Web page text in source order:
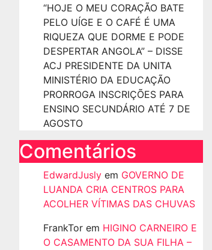
“HOJE O MEU CORAÇÃO BATE
PELO UÍGE E O CAFÉ É UMA
RIQUEZA QUE DORME E PODE
DESPERTAR ANGOLA” – DISSE
ACJ PRESIDENTE DA UNITA
MINISTÉRIO DA EDUCAÇÃO
PRORROGA INSCRIÇÕES PARA
ENSINO SECUNDÁRIO ATÉ 7 DE
AGOSTO
Comentários
EdwardJusly em GOVERNO DE
LUANDA CRIA CENTROS PARA
ACOLHER VÍTIMAS DAS CHUVAS
FrankTor em HIGINO CARNEIRO E
O CASAMENTO DA SUA FILHA –